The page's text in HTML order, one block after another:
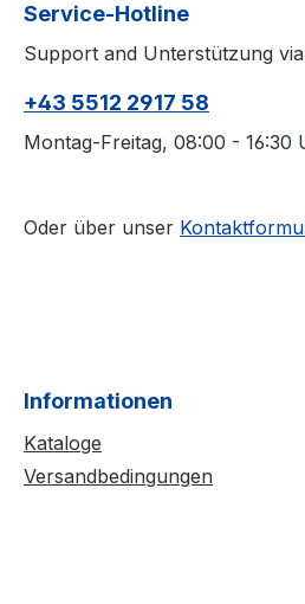
Service-Hotline
Support and Unterstützung
+43 5512 2917 58
Montag-Freitag, 08:00 - 16:30
Oder über unser
Informationen
Kataloge
Versandbedingungen